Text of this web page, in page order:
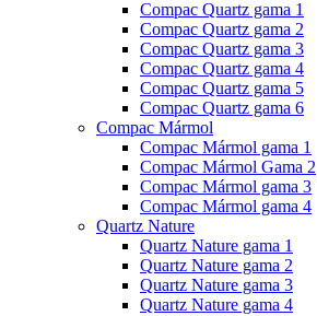
Compac Quartz gama 1
Compac Quartz gama 2
Compac Quartz gama 3
Compac Quartz gama 4
Compac Quartz gama 5
Compac Quartz gama 6
Compac Mármol
Compac Mármol gama 1
Compac Mármol Gama 2
Compac Mármol gama 3
Compac Mármol gama 4
Quartz Nature
Quartz Nature gama 1
Quartz Nature gama 2
Quartz Nature gama 3
Quartz Nature gama 4